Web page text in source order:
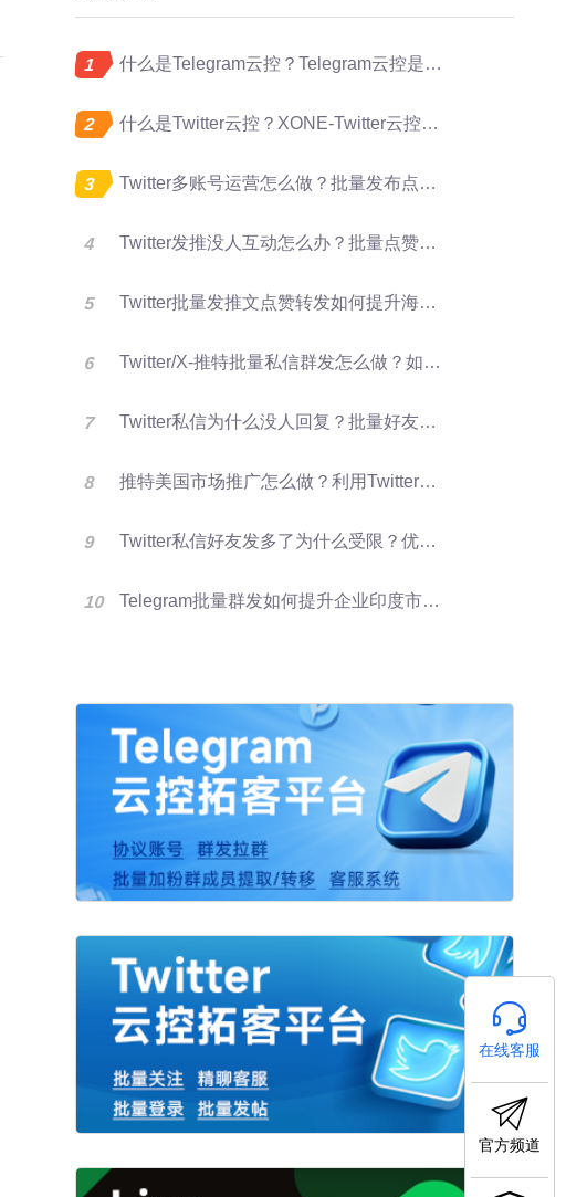
什么是Telegram云控？Telegram云控是做什么的？
什么是Twitter云控？XONE-Twitter云控是做什么的？
Twitter多账号运营怎么做？批量发布点赞转发完整指南
Twitter发推没人互动怎么办？批量点赞评论转发提升曝光
Twitter批量发推文点赞转发如何提升海外账号矩阵运营效率？
Twitter/X-推特批量私信群发怎么做？如何提升推特转化率？
Twitter私信为什么没人回复？批量好友群发优化X营销效果的方法
推特美国市场推广怎么做？利用Twitter好友资源进行批量群发提升客户开发效率
Twitter私信好友发多了为什么受限？优化群发营销方法
Telegram批量群发如何提升企业印度市场获客效率
在线客服
官方频道